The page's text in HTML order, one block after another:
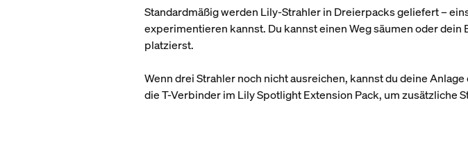
Standardmäßig werden Lily-Strahler in Dreierpacks geliefert –
experimentieren kannst. Du kannst einen Weg säumen oder
platzierst.
Wenn drei Strahler noch nicht ausreichen, kannst du deine
die T-Verbinder im Lily Spotlight Extension Pack, um zusätzliche